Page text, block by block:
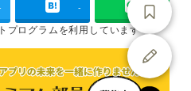
-
プログラムを利用しています